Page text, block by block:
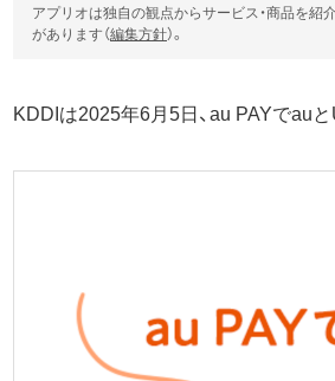
アプリオは独自の観点からサービス・商品を紹
があります（編集方針）。
KDDIは2025年6月5日、au PAYでau